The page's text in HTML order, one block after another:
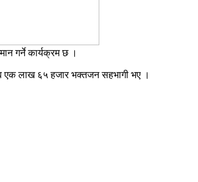
गर्ने कार्यक्रम छ ।
एक लाख ६५ हजार भक्तजन सहभागी भए ।